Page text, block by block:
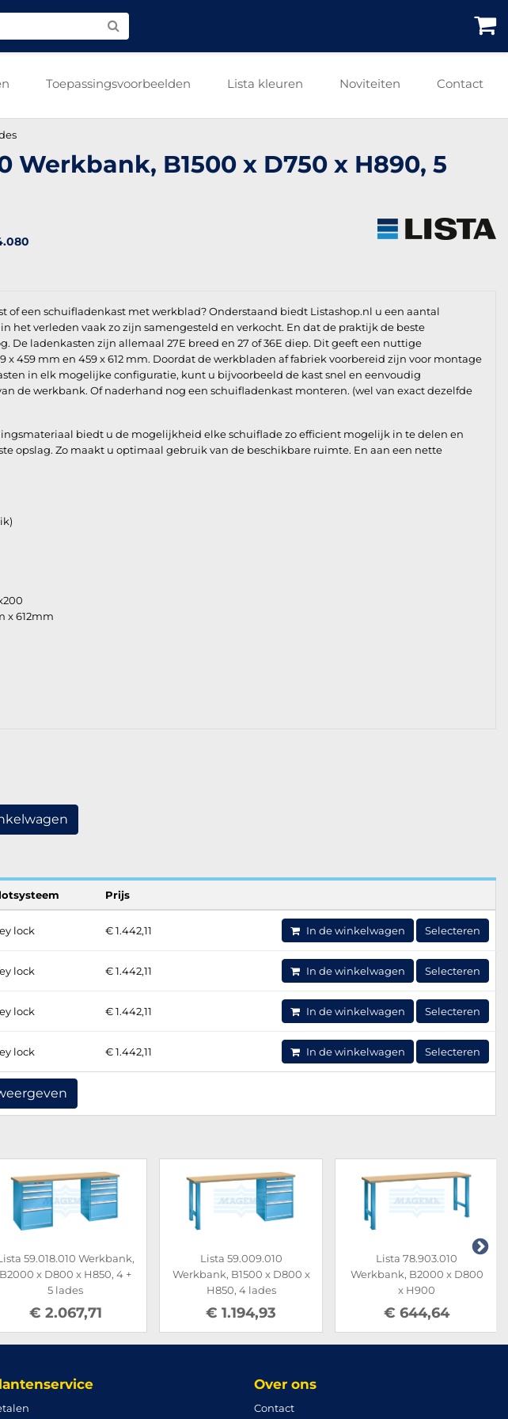
Toepassingsvoorbeelden Lista kleuren Noviteiten Contact
Werkbank, B1500 x D750 x H890, 5
of een schuifladenkast met werkblad? Onderstaand biedt Listashop.nl u een aantal
het verleden vaak zo zijn samengesteld en verkocht. En dat de praktijk de beste
De ladenkasten zijn allemaal 27E breed en 27 of 36E diep. Dit geeft een nuttige
459 mm en 459 x 612 mm. Doordat de werkbladen af fabriek voorbereid zijn voor montage
in elk mogelijke configuratie, kunt u bijvoorbeeld de kast snel en eenvoudig
de werkbank. Of naderhand nog een schuifladenkast monteren. (wel van exact dezelfde
biedt u de mogelijkheid elke schuiflade zo efficient mogelijk in te delen en
opslag. Zo maakt u optimaal gebruik van de beschikbare ruimte. En aan een nette
x 612mm
Prijs
lock € 1.442,11 In de winkelwagen Selecteren
lock € 1.442,11 In de winkelwagen Selecteren
lock € 1.442,11 In de winkelwagen Selecteren
lock € 1.442,11 In de winkelwagen Selecteren
59.018.010 Werkbank,
B2000 x D800 x H850, 4 +
5 lades
€ 2.067,71
Lista 59.009.010
Werkbank, B1500 x D800 x
H850, 4 lades
€ 1.194,93
Lista 78.903.010
Werkbank, B2000 x D800
x H900
€ 644,64
Over ons
Contact